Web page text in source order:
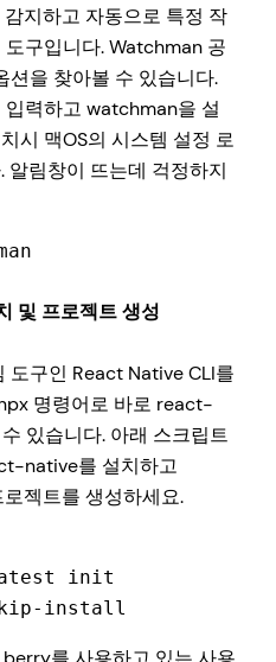
지하고 자동으로 특정 작
구입니다.Watchman 공
션을 찾아볼 수 있습니다.
력하고 watchman을 설
시 맥OS의 시스템 설정 로
알림창이 뜨는데 걱정하지
및 프로젝트 생성
도구인 React Native CLI를
명령어로 바로 react-
있습니다. 아래 스크립트
native를 설치하고
젝트를 생성하세요.
init
install